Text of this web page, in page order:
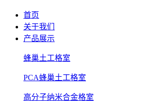
首页
关于我们
产品展示
蜂巢土工格室
PCA蜂巢土工格室
高分子纳米合金格室